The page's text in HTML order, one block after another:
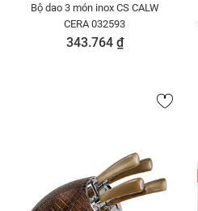
Bộ dao 3 món inox CS CALW
CERA 032593
343.764 ₫